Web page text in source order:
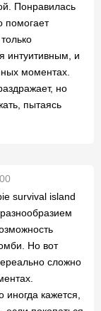
Понравилась
помогает
интуитивным, и
моментах.
но
пытаясь
survival island
Но вот
сложно
кажется,